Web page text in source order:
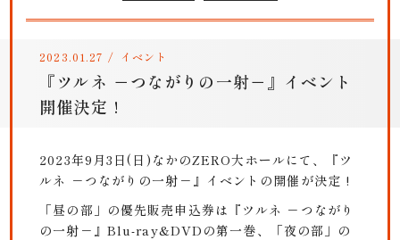
2023.01.27 / イベント
『ツルネ －つながりの一射－』イベント
開催決定 !
2023年9月3日(日)なかのZERO大ホールにて、『ツ
ルネ －つながりの一射－』イベントの開催が決定 !
「昼の部」の優先販売申込券は『ツルネ －つながり
の一射－』Blu-ray&DVDの第一巻、「夜の部」の